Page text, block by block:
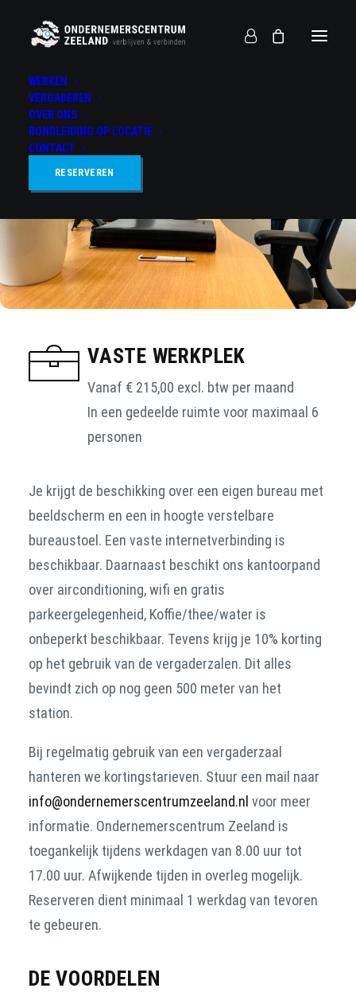
WERKEN
VERGADEREN
OVER ONS
RONDLEIDING OP LOCATIE
CONTACT
RESERVEREN
VASTE WERKPLEK
Vanaf € 215,00 excl. btw per maand
In een gedeelde ruimte voor maximaal 6
personen
Je krijgt de beschikking over een eigen bureau met
beeldscherm en een in hoogte verstelbare
bureaustoel. Een vaste internetverbinding is
beschikbaar. Daarnaast beschikt ons kantoorpand
over airconditioning, wifi en gratis
parkeergelegenheid, Koffie/thee/water is
onbeperkt beschikbaar. Tevens krijg je 10% korting
op het gebruik van de vergaderzalen. Dit alles
bevindt zich op nog geen 500 meter van het
station.
Bij regelmatig gebruik van een vergaderzaal
hanteren we kortingstarieven. Stuur een mail naar
info@ondernemerscentrumzeeland.nl voor meer
informatie. Ondernemerscentrum Zeeland is
toegankelijk tijdens werkdagen van 8.00 uur tot
17.00 uur. Afwijkende tijden in overleg mogelijk.
Reserveren dient minimaal 1 werkdag van tevoren
te gebeuren.
DE VOORDELEN